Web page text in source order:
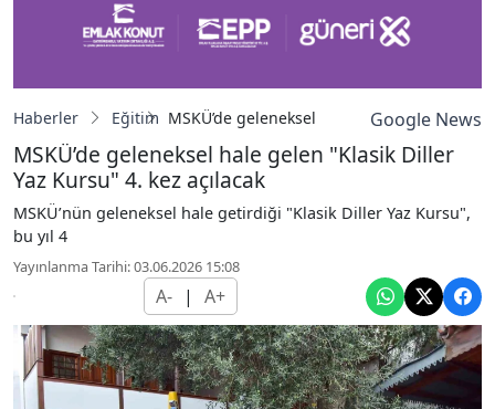
Haberler Eğitim MSKÜ’de geleneksel hale gelen "Klasik
Google News
MSKÜ’de geleneksel hale gelen "Klasik Diller
Yaz Kursu" 4. kez açılacak
MSKÜ’nün geleneksel hale getirdiği "Klasik Diller Yaz Kursu",
bu yıl 4
Yayınlanma Tarihi: 03.06.2026 15:08
A- | A+